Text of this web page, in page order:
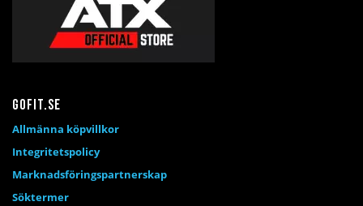
Gofit.se
Allmänna köpvillkor
Integritetspolicy
Marknadsföringspartnerskap
Söktermer